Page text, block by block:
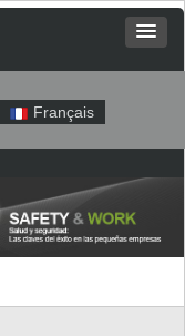
Français